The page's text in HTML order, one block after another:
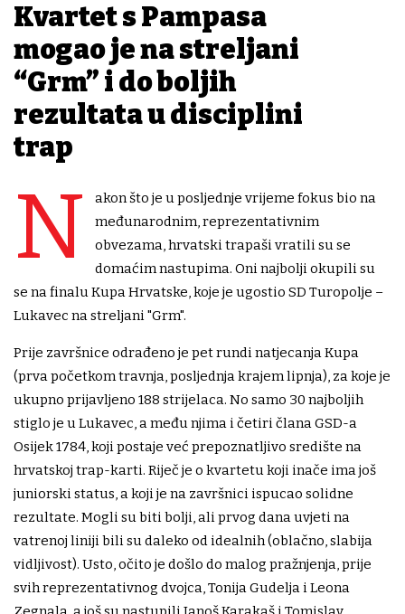
Kvartet s Pampasa
mogao je na streljani
“Grm” i do boljih
rezultata u disciplini
trap
N
akon što je u posljednje vrijeme fokus bio na
međunarodnim, reprezentativnim
obvezama, hrvatski trapaši vratili su se
domaćim nastupima. Oni najbolji okupili su
se na finalu Kupa Hrvatske, koje je ugostio SD Turopolje –
Lukavec na streljani "Grm".
Prije završnice odrađeno je pet rundi natjecanja Kupa
(prva početkom travnja, posljednja krajem lipnja), za koje je
ukupno prijavljeno 188 strijelaca. No samo 30 najboljih
stiglo je u Lukavec, a među njima i četiri člana GSD-a
Osijek 1784, koji postaje već prepoznatljivo središte na
hrvatskoj trap-karti. Riječ je o kvartetu koji inače ima još
juniorski status, a koji je na završnici ispucao solidne
rezultate. Mogli su biti bolji, ali prvog dana uvjeti na
vatrenoj liniji bili su daleko od idealnih (oblačno, slabija
vidljivost). Usto, očito je došlo do malog pražnjenja, prije
svih reprezentativnog dvojca, Tonija Gudelja i Leona